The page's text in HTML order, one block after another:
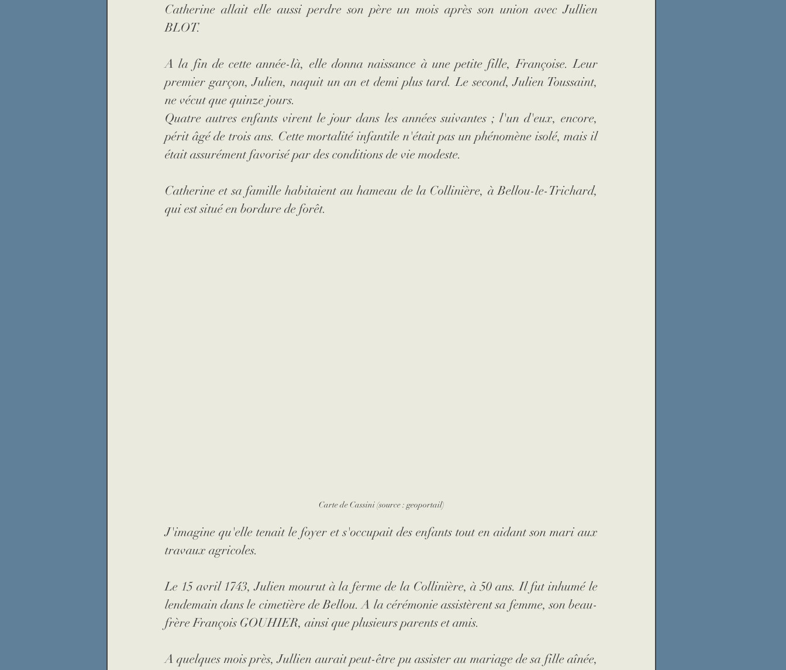
Catherine allait elle aussi perdre son père un mois après son union avec Jullien
BLOT.
A la fin de cette année-là, elle donna naissance à une petite fille, Françoise. Leur
premier garçon, Julien, naquit un an et demi plus tard. Le second, Julien Toussaint,
ne vécut que quinze jours.
Quatre autres enfants virent le jour dans les années suivantes ; l'un d'eux, encore,
périt âgé de trois ans. Cette mortalité infantile n'était pas un phénomène isolé, mais il
était assurément favorisé par des conditions de vie modeste.
Catherine et sa famille habitaient au hameau de la Collinière, à Bellou-le-Trichard,
qui est situé en bordure de forêt.
Carte de Cassini (source : geoportail)
J'imagine qu'elle tenait le foyer et s'occupait des enfants tout en aidant son mari aux
travaux agricoles.
Le 15 avril 1743, Julien mourut à la ferme de la Collinière, à 50 ans. Il fut inhumé le
lendemain dans le cimetière de Bellou. A la cérémonie assistèrent sa femme, son beau-
frère François GOUHIER, ainsi que plusieurs parents et amis.
A quelques mois près, Jullien aurait peut-être pu assister au mariage de sa fille aînée,